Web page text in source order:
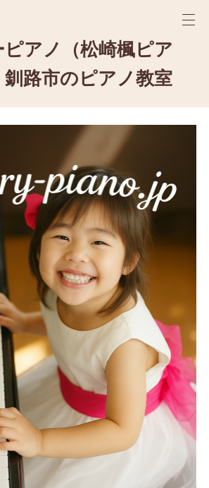
アノ（松崎楓ピア
釧路市のピアノ教室